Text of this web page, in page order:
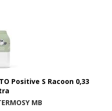
Positive S Racoon 0,33
MB